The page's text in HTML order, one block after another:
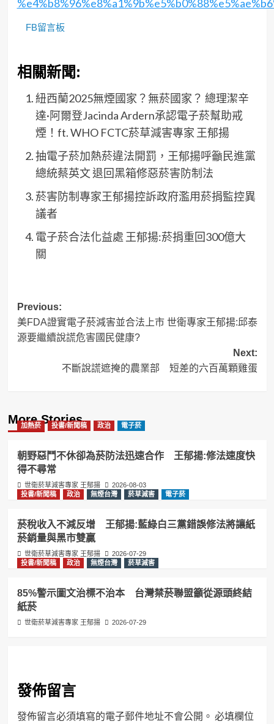
FB留言板
相關新聞:
紐西蘭2025無煙國家？無菸國家？ 總理潔辛
達·阿爾登Jacinda Ardern承認電子菸幫助戒
煙！ft. WHO FCTC菸草減害專家 王郁揚
抽電子菸加熱菸違法開罰，王郁揚呼籲民進黨
總統蔡英文 退回黑箱修惡菸害防制法
菸害防制專家王郁揚控訴政府濫用菸捐監控異
議者
電子菸合法化益處 王郁揚:菸捐重回300億大
關
Post
navigation
Previous:
美FDA證實電子菸減害並合法上市 世衛專家王郁揚:邱泰
源要繼續說謊危害國民健康?
Next:
不斷說謊遮掩的農業部 短差的六百萬顆雞蛋
More Stories
加熱菸 投書/新聞稿 政治 電子菸
朝野惡鬥不休卻為菸防法迅速合作 王郁揚:修法速度快
得不尋常
世衛菸草減害專家 王郁揚
2026-08-03
投書/新聞稿
政治 無煙台灣 菸草減害 電子菸
菸稅收入不減反增 王郁揚:藍綠白三黨錯誤修法將讓紙
菸銷量與黑市雙贏
世衛菸草減害專家 王郁揚
2026-07-29
投書/新聞稿
政治 無煙台灣 菸草減害
85%警示圖文治標不治本 台灣禁菸聯盟籲從源頭終結
紙菸
世衛菸草減害專家 王郁揚 2026-07-29
發佈留言
發佈留言必須填寫的電子郵件地址不會公開。 必填欄位